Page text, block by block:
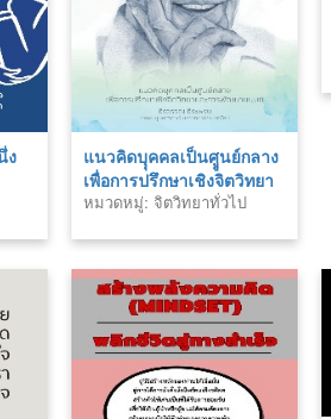
ง
แนวคิดบุุคคลเป็นศููนย์กลาง
เพื่อการปรึกษาเชิงจิตวิทยา
และการพัฒนามนุุษย์
หมวดหมู่: จิตวิทยาทั่วไป